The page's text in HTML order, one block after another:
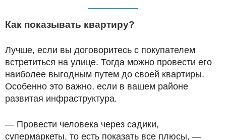
Как показывать квартиру?
Лучше, если вы договоритесь с покупателем
встретиться на улице. Тогда можно провести его
наиболее выгодным путем до своей квартиры.
Особенно это важно, если в вашем районе
развитая инфраструктура.
— Провести человека через садики,
супермаркеты, то есть показать все плюсы, —